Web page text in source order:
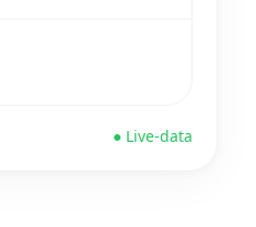
● Live-data